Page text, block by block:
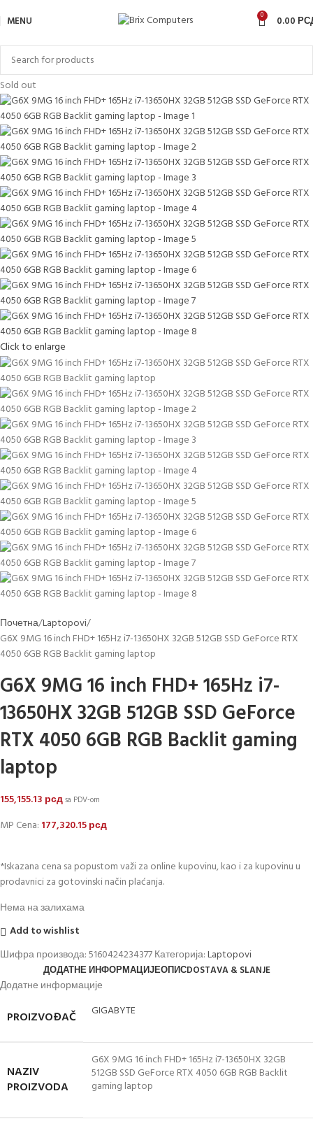
MENU 0 0.00
Sold out
Click to enlarge
Почетна Laptopovi
G6X 9MG 16 inch FHD+ 165Hz i7-13650HX 32GB 512GB SSD GeForce RTX
4050 6GB RGB Backlit gaming laptop
G6X 9MG 16 inch FHD+ 165Hz i7-
13650HX 32GB 512GB SSD GeForce
RTX 4050 6GB RGB Backlit gaming
laptop
155,155.13 рсдsa PDV-om
MP Cena: 177,320.15рсд
*Iskazana cena sa popustom važi za online kupovinu, kao i za kupovinu u
prodavnici za gotovinski način plaćanja.
Нема на залихама
Add to wishlist
Шифра производа:5160424234377Категорија:Laptopovi
ДОДАТНЕ ИНФОРМАЦИЈЕОПИСDOSTAVA & SLANJE
Додатне информације
PROIZVOĐAČ GIGABYTE
NAZIV
PROIZVODA
G6X 9MG 16 inch FHD+ 165Hz i7-13650HX 32GB
512GB SSD GeForce RTX 4050 6GB RGB Backlit
gaming laptop